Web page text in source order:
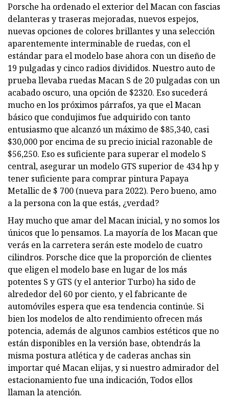
Porsche ha ordenado el exterior del Macan con fascias
delanteras y traseras mejoradas, nuevos espejos,
nuevas opciones de colores brillantes y una selección
aparentemente interminable de ruedas, con el
estándar para el modelo base ahora con un diseño de
19 pulgadas y cinco radios divididos. Nuestro auto de
prueba llevaba ruedas Macan S de 20 pulgadas con un
acabado oscuro, una opción de $2320. Eso sucederá
mucho en los próximos párrafos, ya que el Macan
básico que condujimos fue adquirido con tanto
entusiasmo que alcanzó un máximo de $85,340, casi
$30,000 por encima de su precio inicial razonable de
$56,250. Eso es suficiente para superar el modelo S
central, asegurar un modelo GTS superior de 434 hp y
tener suficiente para comprar pintura Papaya
Metallic de $ 700 (nueva para 2022). Pero bueno, amo
a la persona con la que estás, ¿verdad?
Hay mucho que amar del Macan inicial, y no somos los
únicos que lo pensamos. La mayoría de los Macan que
verás en la carretera serán este modelo de cuatro
cilindros. Porsche dice que la proporción de clientes
que eligen el modelo base en lugar de los más
potentes S y GTS (y el anterior Turbo) ha sido de
alrededor del 60 por ciento, y el fabricante de
automóviles espera que esa tendencia continúe. Si
bien los modelos de alto rendimiento ofrecen más
potencia, además de algunos cambios estéticos que no
están disponibles en la versión base, obtendrás la
misma postura atlética y de caderas anchas sin
importar qué Macan elijas, y si nuestro admirador del
estacionamiento fue una indicación, Todos ellos
llaman la atención.